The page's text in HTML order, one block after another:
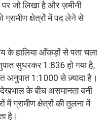
जो लिखा है और ज़मीनी
क्षेत्रों में पद लेने से
के हालिया आँकड़ों से पता चला
सुधरकर 1:836 हो गया है,
अनुपात 1:1000 से ज़्यादा है।
देखभाल के बीच असमानता बनी
में ग्रामीण क्षेत्रों की तुलना में
है।